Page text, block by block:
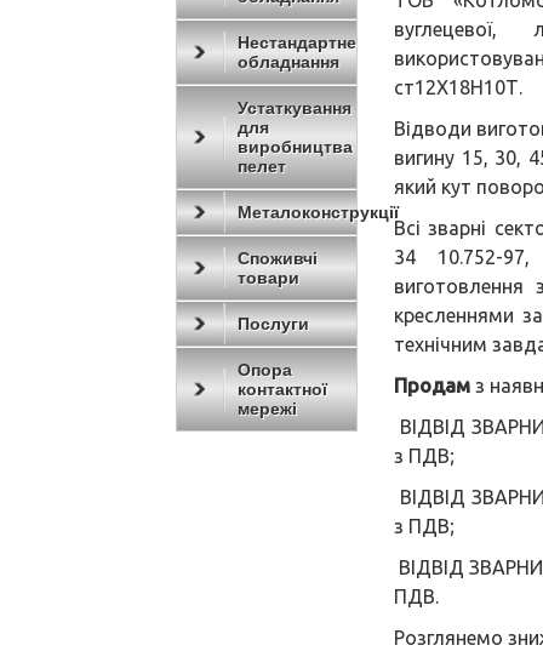
Нестандартне
обладнання
Устаткування
для
виробництва
пелет
Металоконструкції
Споживчі
товари
Послуги
Опора
контактної
мережі
вуглецевої,
ст12Х18Н10Т.
Відводи
вигину 15, 30,
який кут
Всі зварні
34 10.752-
виготовлення
кресленнями
технічним
Продам з
ВІДВІД
з ПДВ;
ВІДВІД
з ПДВ;
ВІДВІД
ПДВ.
Розглянемо